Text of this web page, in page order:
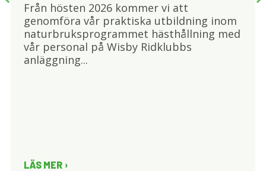
Från hösten 2026 kommer vi att
genomföra vår praktiska utbildning inom
naturbruksprogrammet hästhållning med
vår personal på Wisby Ridklubbs
anläggning...
LÄS MER